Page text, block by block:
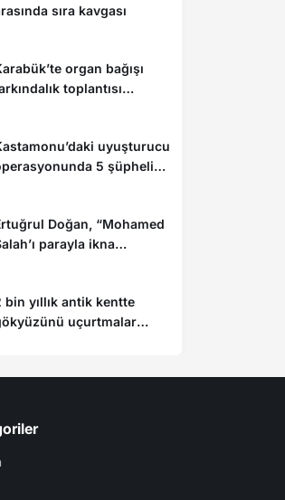
sıra kavgası
organ bağışı
toplantısı
uyuşturucu
5 şüpheli
Doğan, “Mohamed
parayla ikna
bin yıllık antik kentte
uçurtmalar